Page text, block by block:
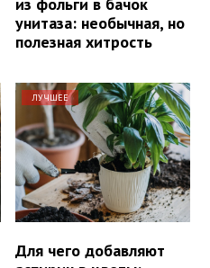
унитаза: необычная, но
полезная хитрость
ЛУЧШЕЕ
Для чего добавляют